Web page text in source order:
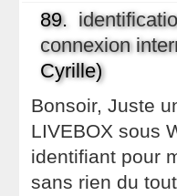
89.
connexion
Cyrille)
Bonsoir, Juste
LIVEBOX sous
identifiant pour
sans rien du